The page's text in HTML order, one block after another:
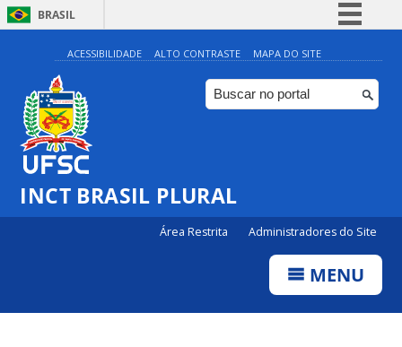
BRASIL
Simplifique!
Comunica BR
Participe
ACESSIBILIDADE ALTO CONTRASTE MAPA DO SITE
INCT BRASIL PLURAL
Área Restrita Administradores do Site
MENU